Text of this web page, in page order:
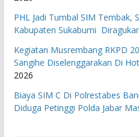
PHL Jadi Tumbal SIM Tembak,
Kabupaten Sukabumi
Kegiatan Musrembang RKPD
Sangihe Diselenggarakan Di
2026
Biaya SIM C Di Polrestabes
Diduga Petinggi Polda Jabar